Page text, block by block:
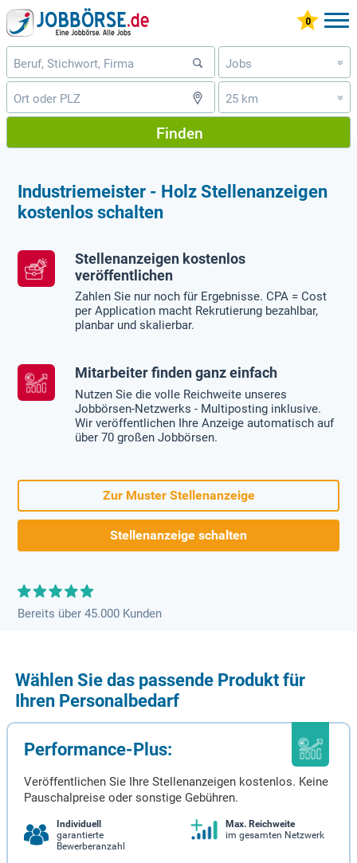
Jobs »
25 km »
Finden
Industriemeister - Holz Stellenanzeigen
kostenlos schalten
Stellenanzeigen kostenlos
veröffentlichen
Zahlen Sie nur noch für Ergebnisse. CPA = Cost
per Application macht Rekrutierung bezahlbar,
planbar und skalierbar.
Mitarbeiter finden ganz einfach
Nutzen Sie die volle Reichweite unseres
Jobbörsen-Netzwerks - Multiposting inklusive.
Wir veröffentlichen Ihre Anzeige automatisch auf
über 70 großen Jobbörsen.
Zur Muster Stellenanzeige
Stellenanzeige schalten
Bereits über 45.000 Kunden
Wählen Sie das passende Produkt für
Ihren Personalbedarf
Performance-Plus:
Veröffentlichen Sie Ihre Stellenanzeigen kostenlos. Keine
Pauschalpreise oder sonstige Gebühren.
Individuell
garantierte
Bewerberanzahl
Max. Reichweite
im gesamten Netzwerk